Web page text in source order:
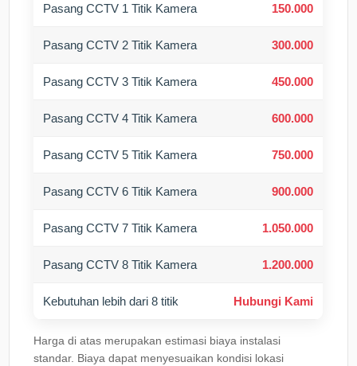
Pasang CCTV 1 Titik Kamera 150.000
Pasang CCTV 2 Titik Kamera 300.000
Pasang CCTV 3 Titik Kamera 450.000
Pasang CCTV 4 Titik Kamera 600.000
Pasang CCTV 5 Titik Kamera 750.000
Pasang CCTV 6 Titik Kamera 900.000
Pasang CCTV 7 Titik Kamera 1.050.000
Pasang CCTV 8 Titik Kamera 1.200.000
Kebutuhan lebih dari 8 titik Hubungi Kami
Harga di atas merupakan estimasi biaya instalasi
standar. Biaya dapat menyesuaikan kondisi lokasi